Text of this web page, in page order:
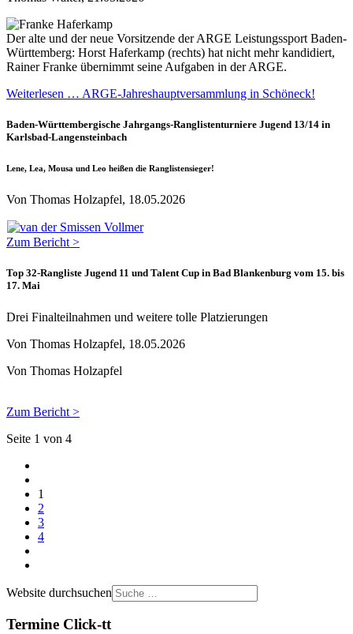
Der alte und der neue Vorsitzende der ARGE Leistungssport Baden-
Württemberg: Horst Haferkamp (rechts) hat nicht mehr kandidiert,
Rainer Franke übernimmt seine Aufgaben in der ARGE.
Weiterlesen … ARGE-Jahreshauptversammlung in Schöneck!
Baden-Württembergische Jahrgangs-Ranglistenturniere Jugend 13/14 in
Karlsbad-Langensteinbach
Lene, Lea, Mousa und Leo heißen die Ranglistensieger!
Von Thomas Holzapfel, 18.05.2026
Zum Bericht >
Top 32-Rangliste Jugend 11 und Talent Cup in Bad Blankenburg vom 15. bis
17. Mai
Drei Finalteilnahmen und weitere tolle Platzierungen
Von Thomas Holzapfel, 18.05.2026
Von Thomas Holzapfel
Zum Bericht >
Seite 1 von 4
1
2
3
4
Website durchsuchen
Termine Click-tt